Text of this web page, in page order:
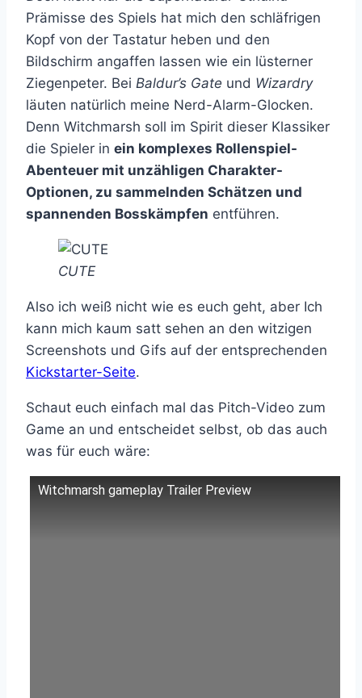
Prämisse des Spiels hat mich den schläfrigen
Kopf von der Tastatur heben und den
Bildschirm angaffen lassen wie ein lüsterner
Ziegenpeter. Bei Baldur’s Gate und Wizardry
läuten natürlich meine Nerd-Alarm-Glocken.
Denn Witchmarsh soll im Spirit dieser Klassiker
die Spieler in ein komplexes Rollenspiel-
Abenteuer mit unzähligen Charakter-
Optionen, zu sammelnden Schätzen und
spannenden Bosskämpfen entführen.
CUTE
Also ich weiß nicht wie es euch geht, aber Ich
kann mich kaum satt sehen an den witzigen
Screenshots und Gifs auf der entsprechenden
Kickstarter-Seite.
Schaut euch einfach mal das Pitch-Video zum
Game an und entscheidet selbst, ob das auch
was für euch wäre:
Witchmarsh gameplay Trailer Preview